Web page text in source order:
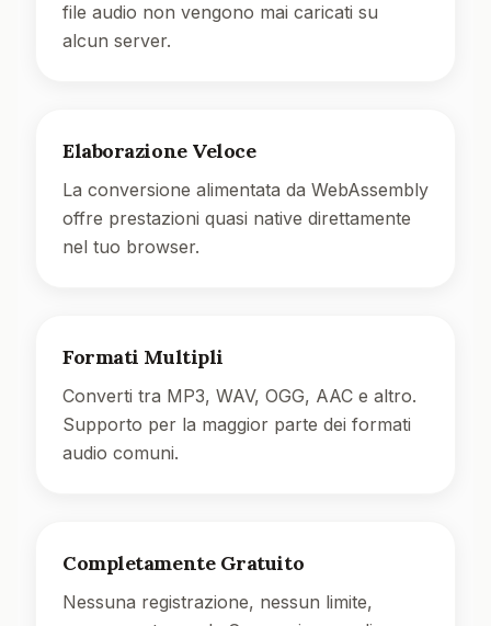
file audio non vengono mai caricati su
alcun server.
Elaborazione Veloce
La conversione alimentata da WebAssembly
offre prestazioni quasi native direttamente
nel tuo browser.
Formati Multipli
Converti tra MP3, WAV, OGG, AAC e altro.
Supporto per la maggior parte dei formati
audio comuni.
Completamente Gratuito
Nessuna registrazione, nessun limite,